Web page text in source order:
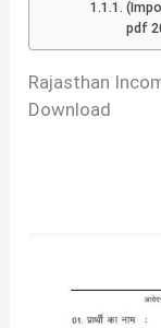
pdf
Rajasthan
Download